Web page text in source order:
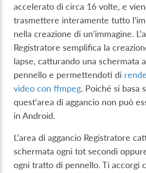
accelerato di circa 16 volte, e
trasmettere interamente tutto
nella creazione di un’immagine.
Registratore semplifica la
lapse, catturando una schermata
pennello e permettendoti di
video con ffmpeg. Poiché si basa
quest’area di aggancio non può
in Android.
L’area di aggancio Registratore
schermata ogni tot secondi
ogni tratto di pennello. Ti accorgi